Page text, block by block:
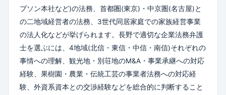
プソン本社など)の法務、首都圏(東京)・中京圏(名古屋)と
の二地域経営者の法務、3世代同居家庭での家族経営事業
の法人化などが挙げられます。長野で適切な企業法務弁護
士を選ぶには、4地域(北信・東信・中信・南信)それぞれの
事情への理解、観光地・別荘地のM&A・事業承継への対応
経験、果樹園・農業・伝統工芸の事業者法務への対応経
験、外資系資本との交渉経験などを総合的に判断すること